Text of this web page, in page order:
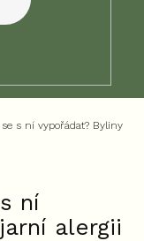
s ní vypořádat? Byliny
ní
alergii